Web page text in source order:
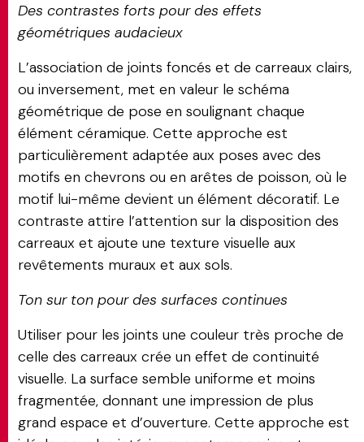
Des contrastes forts pour des effets
géométriques audacieux
L’association de joints foncés et de carreaux clairs,
ou inversement, met en valeur le schéma
géométrique de pose en soulignant chaque
élément céramique. Cette approche est
particulièrement adaptée aux poses avec des
motifs en chevrons ou en arêtes de poisson, où le
motif lui-même devient un élément décoratif. Le
contraste attire l’attention sur la disposition des
carreaux et ajoute une texture visuelle aux
revêtements muraux et aux sols.
Ton sur ton pour des surfaces continues
Utiliser pour les joints une couleur très proche de
celle des carreaux crée un effet de continuité
visuelle. La surface semble uniforme et moins
fragmentée, donnant une impression de plus
grand espace et d’ouverture. Cette approche est